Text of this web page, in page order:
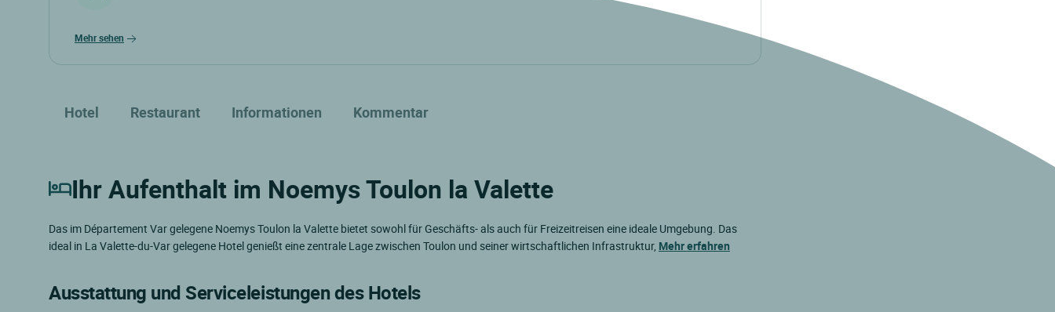
mehr sehen
Hotel Restaurant Informationen Kommentar
Ihr Aufenthalt im Noemys Toulon la Valette
Das im Département Var gelegene Noemys Toulon la Valette bietet sowohl für Geschäfts- als auch für Freizeitreisen eine ideale Umgebung. Das
ideal in La Valette-du-Var gelegene Hotel genießt eine zentrale Lage zwischen Toulon und seiner wirtschaftlichen Infrastruktur, Mehr erfahren
Ausstattung und Serviceleistungen des Hotels